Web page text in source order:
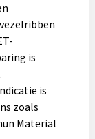
is
is
zoals
Material